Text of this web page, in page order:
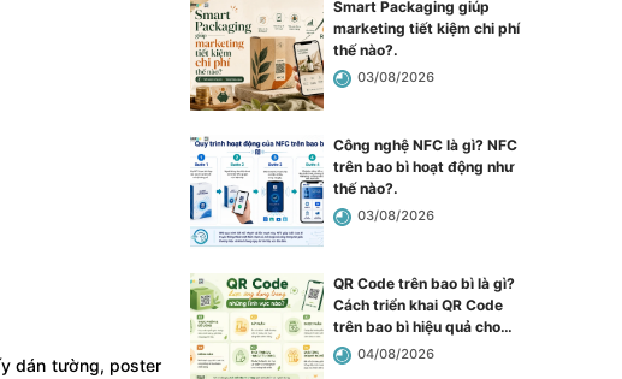
dán tường, poster
Smart Packaging giúp
marketing tiết kiệm chi phí
thế nào?.
03/08/2026
Công nghệ NFC là gì? NFC
trên bao bì hoạt động như
thế nào?.
03/08/2026
QR Code trên bao bì là gì?
Cách triển khai QR Code
trên bao bì hiệu quả cho
doanh nghiệp.
04/08/2026